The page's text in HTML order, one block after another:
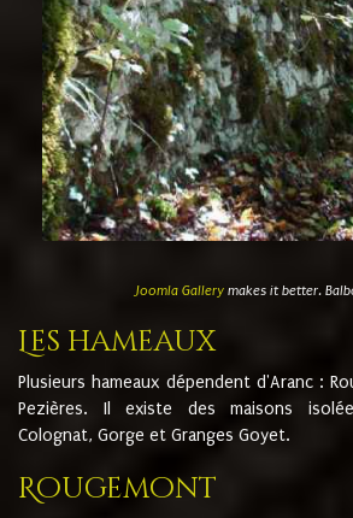
Joomla Gallerymakes it better.
Les hameaux
Plusieurs hameaux dépendent d'Aranc :
Pezières. Il existe des maisons
Colognat, Gorge et Granges Goyet.
Rougemont